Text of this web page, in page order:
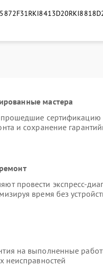
KI8413D20R
мастера
сертификацию
и сохранение
провести экспресс-
время без
на выполненные
неисправностей